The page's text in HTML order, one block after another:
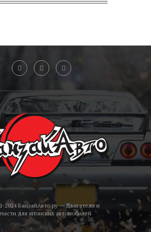
2024 БанзайАвто.ру — Двигатели и
для японских автомобилей